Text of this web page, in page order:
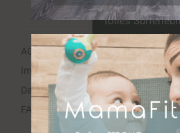
AGB
Impressum
Datenschutzerklärung
FAQ
digitale
tolles
essenziell,
Website